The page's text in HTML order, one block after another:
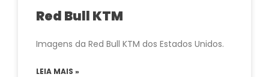
Red Bull KTM
Imagens da Red Bull KTM dos Estados Unidos.
LEIA MAIS »